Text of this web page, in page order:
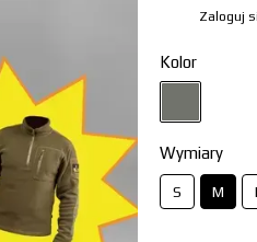
Zaloguj
Kolor
Wymiary
S M L